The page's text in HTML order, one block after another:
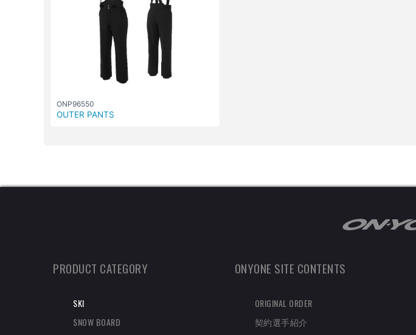
ONP96550
OUTER PANTS
PRODUCT CATEGORY
SKI
SNOW BOARD
ONYONE SITE CONTENTS
ORIGINAL ORDER
契約選手紹介